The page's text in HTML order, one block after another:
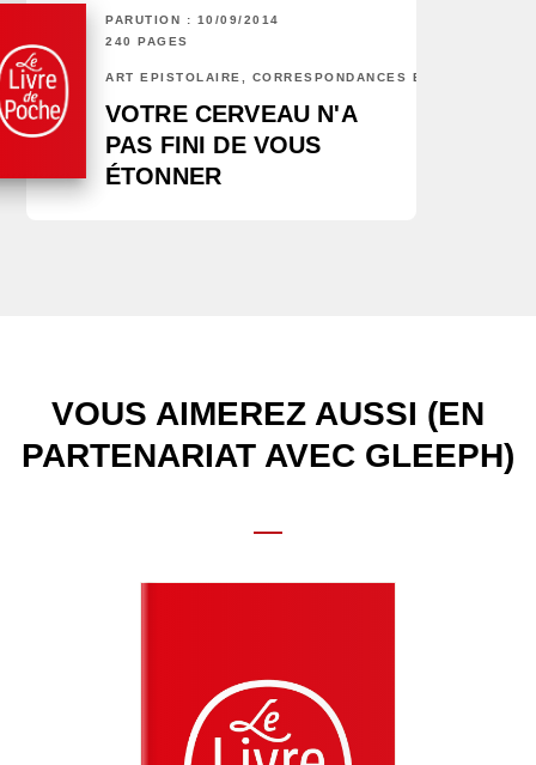
PARUTION : 10/09/2014
240 PAGES
ART ÉPISTOLAIRE, CORRESPONDANCES ET CHRONIQUES
VOTRE CERVEAU N'A
PAS FINI DE VOUS
ÉTONNER
VOUS AIMEREZ AUSSI (EN
PARTENARIAT AVEC GLEEPH)